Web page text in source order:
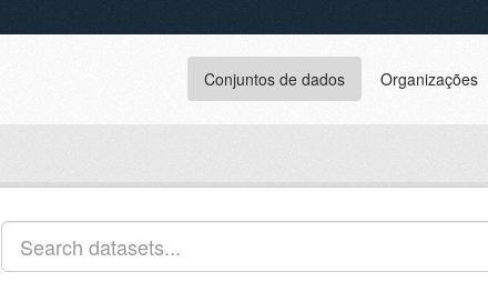
Conjuntos de dados Organizações